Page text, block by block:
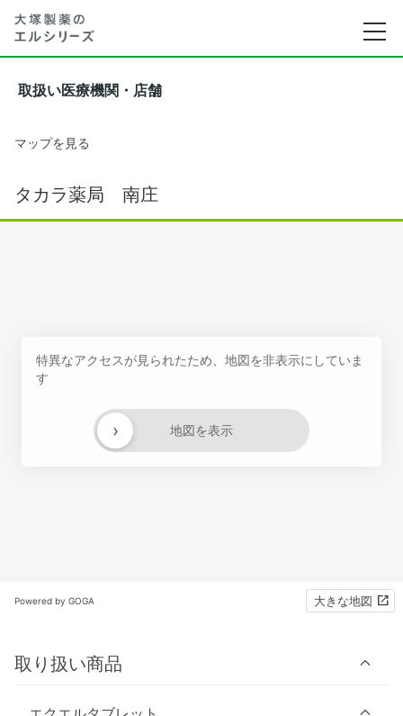
取扱い医療機関・店舗
マップを見る
タカラ薬局 南庄
特異なアクセスが見られたため、地図を非表示にしていま
す
地図を表示
›
Powered by GOGA 大きな地図
取り扱い商品